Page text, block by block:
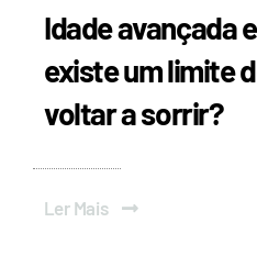
Idade avançada
existe um limite
voltar a sorrir?
Ler Mais